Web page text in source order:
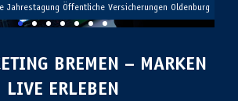
Jahrestagung Öffentliche Versicherungen Oldenburg
BREMEN – MARKEN
LIVE ERLEBEN